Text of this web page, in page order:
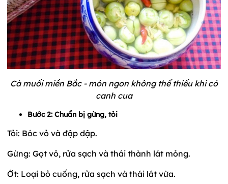
Cà muối miền Bắc - món ngon không thể thiếu khi có
canh cua
Bước 2: Chuẩn bị gừng, tỏi
Tỏi: Bóc vỏ và đập dập.
Gừng: Gọt vỏ, rửa sạch và thái thành lát mỏng.
Ớt: Loại bỏ cuống, rửa sạch và thái lát vừa.